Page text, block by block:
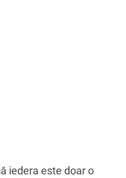
iedera este doar o